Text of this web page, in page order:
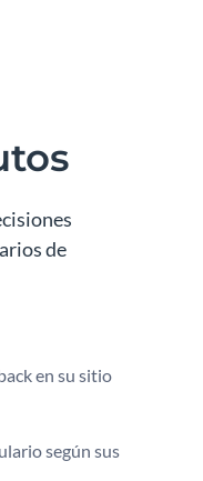
de
en su sitio
según sus